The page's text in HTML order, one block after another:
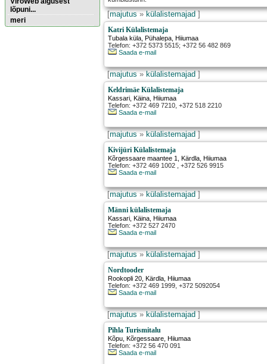
lõpuni...
meri
[majutus»külalistemajad]
Katri Külalistemaja
Tubala küla Pühalepa , Hiiumaa
Telefon: +372 5373 5515; +372 56 482 869
Saada e-mail
[majutus»külalistemajad]
Keldrimäe Külalistemaja
Kassari Käina , Hiiumaa
Telefon: +372 469 7210, +372 518 2210
Saada e-mail
[majutus»külalistemajad]
Kivijüri Külalistemaja
Kõrgessaare maantee 1 Kärdla , Hiiumaa
Telefon: +372 469 1002 , +372 526 9915
Saada e-mail
[majutus»külalistemajad]
Männi külalistemaja
Kassari Käina , Hiiumaa
Telefon: +372 527 2470
Saada e-mail
[majutus»külalistemajad]
Nordtooder
Rookopli 20 Kärdla , Hiiumaa
Telefon: +372 469 1999, +372 5092054
Saada e-mail
[majutus»külalistemajad]
Pihla Turismitalu
Kõpu Kõrgessaare , Hiiumaa
Telefon: +372 56 470 091
Saada e-mail